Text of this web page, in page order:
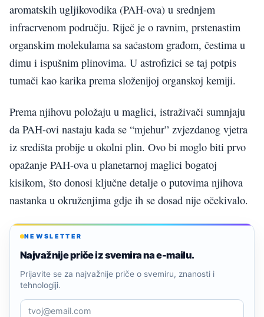
aromatskih ugljikovodika (PAH-ova) u srednjem
infracrvenom području. Riječ je o ravnim, prstenastim
organskim molekulama sa saćastom građom, čestima u
dimu i ispušnim plinovima. U astrofizici se taj potpis
tumači kao karika prema složenijoj organskoj kemiji.
Prema njihovu položaju u maglici, istraživači sumnjaju
da PAH-ovi nastaju kada se “mjehur” zvjezdanog vjetra
iz središta probije u okolni plin. Ovo bi moglo biti prvo
opažanje PAH-ova u planetarnoj maglici bogatoj
kisikom, što donosi ključne detalje o putovima njihova
nastanka u okruženjima gdje ih se dosad nije očekivalo.
NEWSLETTER
Najvažnije priče iz svemira na e-mailu.
Prijavite se za najvažnije priče o svemiru, znanosti i
tehnologiji.